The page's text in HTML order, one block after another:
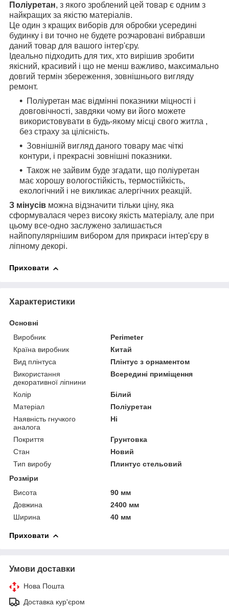
Поліуретан, з якого зроблений цей товар є одним з
найкращих за якістю матеріалів.
Це один з кращих виборів для обробки усередині
будинку і ви точно не будете розчаровані вибравши
даний товар для вашого інтер'єру.
Ідеально підходить для тих, хто вирішив зробити
якісний, красивий і що не менш важливо, максимально
довгий термін збереження, зовнішнього вигляду
ремонт.
Поліуретан має відмінні показники міцності і
довговічності, завдяки чому ви його можете
використовувати в будь-якому місці свого житла ,
без страху за цілісність.
Зовнішній вигляд даного товару має чіткі
контури, і прекрасні зовнішні показники.
Також не зайвим буде згадати, що поліуретан
має хорошу вологостійкість, термостійкість,
екологічний і не викликає алергічних реакцій.
З мінусів можна відзначити тільки ціну, яка
сформувалася через високу якість матеріалу, але при
цьому все-одно заслужено залишається
найпопулярнішим вибором для прикраси інтер'єру в
ліпному декорі.
Приховати
Характеристики
Основні
Виробник
Perimeter
Країна виробник
Китай
Вид плінтуса
Плінтус з орнаментом
Використання
декоративної ліпнини
Всередині приміщення
Колір
Білий
Матеріал
Поліуретан
Наявність гнучкого
аналога
Ні
Покриття
Грунтовка
Стан
Новий
Тип виробу
Плинтус стельовий
Розміри
Висота
90 мм
Довжина
2400 мм
Ширина
40 мм
Приховати
Умови доставки
Нова Пошта
Доставка кур'єром